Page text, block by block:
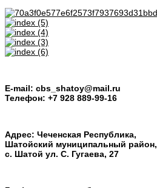
E-mail: cbs_shatoy@mail.ru
Телефон: +7 928 889-99-16
Адрес: Чеченская Республика,
Шатойский муниципальный район,
с. Шатой ул. С. Гугаева, 27